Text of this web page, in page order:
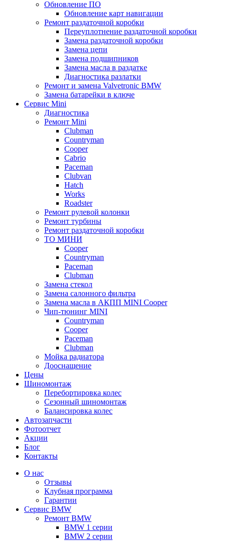
Обновление ПО
Обновление карт навигации
Ремонт раздаточной коробки
Переуплотнение раздаточной коробки
Замена раздаточной коробки
Замена цепи
Замена подшипников
Замена масла в раздатке
Диагностика разлатки
Ремонт и замена Valvetronic BMW
Замена батарейки в ключе
Сервис Mini
Диагностика
Ремонт Mini
Clubman
Countryman
Cooper
Cabrio
Paceman
Clubvan
Hatch
Works
Roadster
Ремонт рулевой колонки
Ремонт турбины
Ремонт раздаточной коробки
ТО МИНИ
Cooper
Countryman
Paceman
Clubman
Замена стекол
Замена салонного фильтра
Замена масла в АКПП MINI Cooper
Чип-тюнинг MINI
Сountryman
Сooper
Paceman
Clubman
Мойка радиатора
Дооснащение
Цены
Шиномонтаж
Перебортировка колес
Сезонный шиномонтаж
Балансировка колес
Автозапчасти
Фотоотчет
Акции
Блог
Контакты
О нас
Отзывы
Клубная программа
Гарантии
Сервис BMW
Ремонт BMW
BMW 1 серии
BMW 2 серии